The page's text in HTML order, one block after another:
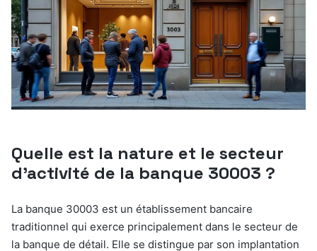
Quelle est la nature et le secteur
d’activité de la banque 30003 ?
La banque 30003 est un établissement bancaire
traditionnel qui exerce principalement dans le secteur de
la banque de détail. Elle se distingue par son implantation